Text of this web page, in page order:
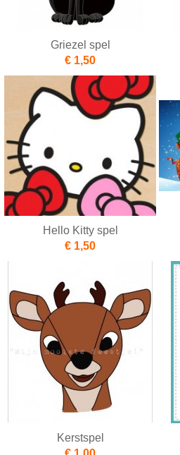
Griezel spel
€ 1,50
Hello Kitty spel
€ 1,50
Kerstspel